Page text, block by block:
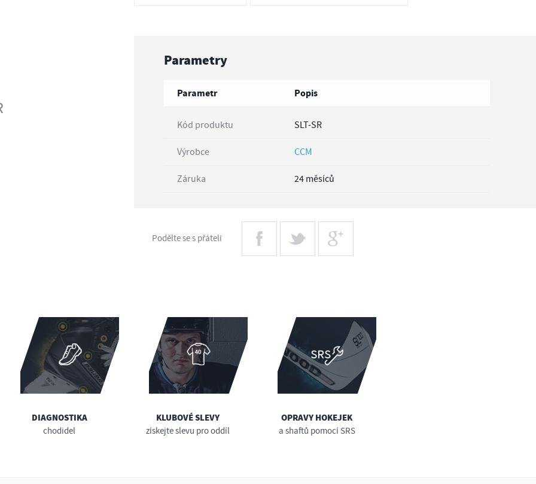
Parametry
Parametr Popis
Kód produktu SLT-SR
Výrobce CCM
Záruka 24 měsíců
Podělte se s přáteli
DIAGNOSTIKA
chodidel
KLUBOVÉ SLEVY
získejte slevu pro oddíl
OPRAVY HOKEJEK
a shaftů pomocí SRS